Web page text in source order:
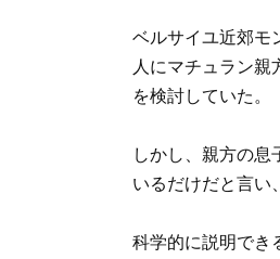
ベルサイユ近郊モ
人にマチュラン親
を検討していた。
しかし、親方の息
いるだけだと言い
科学的に説明でき